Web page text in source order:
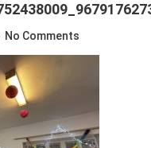
No Comments